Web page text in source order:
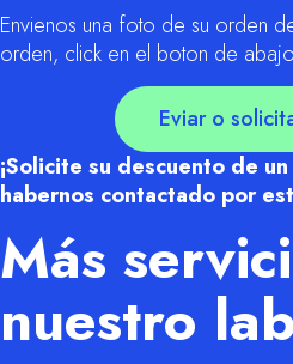
Envienos una foto de su orden
orden, click en el boton de
Eviar o
¡Solicite su descuento de
habernos contactado por
Más
nuestro